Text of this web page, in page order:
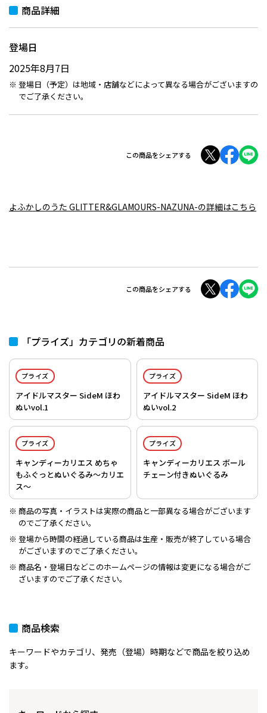
商品詳細
登場日
2025年8月7日
登場日（予定）は地域・店舗などによって異なる場合がございますの
でご了承ください。
この商品をシェアする
よふかしのうた GLITTER&GLAMOURS-NAZUNA-の詳細はこちら
この商品をシェアする
「プライズ」カテゴリの新着商品
プライズ
アイドルマスター SideM ほわ
ぬいvol.1
プライズ
アイドルマスター SideM ほわ
ぬいvol.2
プライズ
キャンディーカリエス めちゃ
もふぐっとぬいぐるみ～カリエ
ス～
プライズ
キャンディーカリエス ボール
チェーン付きぬいぐるみ
商品の写真・イラストは実際の商品と一部異なる場合がございます
のでご了承ください。
登場から時間の経過している商品は生産・販売が終了している場合
がございますのでご了承ください。
商品名・登場日などこのホームページの情報は変更になる場合がご
ざいますのでご了承ください。
商品検索
キーワードやカテゴリ、発売（登場）時期などで商品を絞り込め
ます。